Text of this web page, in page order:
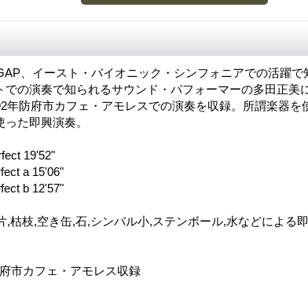
、イースト・バイオニック・シンフォニアでの活躍で
での演奏で知られるサウンド・パフォーマーの多田正美
年防府市カフェ・アモレスでの演奏を収録。所謂楽器を
た即興演奏。
19'52"
a 15'06"
b 12'57"
,枯枝,空き缶,石,シンバル小,ステンボール,水などによる
市カフェ・アモレス収録